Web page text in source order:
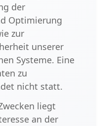
der
Optimierung
zur
unserer
Systeme. Eine
zu
nicht statt.
liegt
an der